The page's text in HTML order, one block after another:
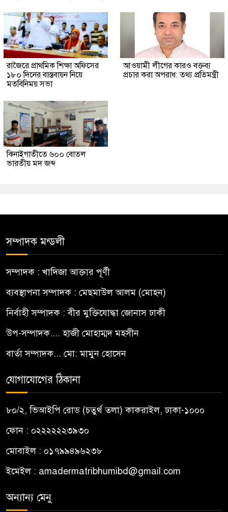
রাজৈরে প্রাথমিক শিক্ষা অফিসের
১৮০ দিনের বাস্তবায়ন নিয়ে
মতবিনিময় সভা
আওয়ামী লীগের কারও বক্তব্য
প্রচার করা অপরাধ: তথ্য প্রতিমন্ত্রী
ঝিনাইগাতীতে ৬০০ বোতল
ভারতীয় মদ জব্দ
সম্পাদক মন্ডলী
সম্পাদক : খাদিজা আক্তার পূর্ণী
ব্যবস্থাপনা সম্পাদক : মেছমাউল আলম (মোহন)
নির্বাহী সম্পাদক : বীর মুক্তিযোদ্ধা জোনাস ঢাকী
উপ-সম্পাদক.... হাজী মোহাম্মদ মহসীন
বার্তা সম্পাদক... মো: মামুন হোসেন
যোগাযোগের ঠিকানা
৮০/২, ভিআইপি রোড (চতুর্থ তলা) কাকরাইল, ঢাকা-১০০০
ফোন : ০২২২২২২৩৯৩০
মোবাইল : ০১৭৯৯৪৯৬২৩৮
ইমেইল : amadermatribhumibd@gmail.com
অন্যান্য মেনু